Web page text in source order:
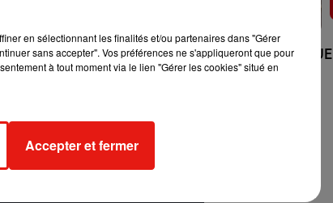
très sympathique comédie.
Si vous souhaitez l'afficher,
+ DE MUSIQUE
en sélectionnant les finalités et/ou partenaires dans "Gérer
sans accepter". Vos préférences ne s'appliqueront que pour
à tout moment via le lien "Gérer les cookies" situé en
Accepter et fermer